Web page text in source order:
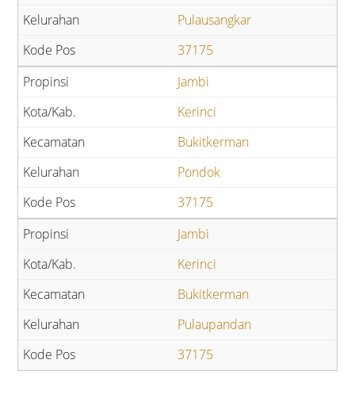
Pulausangkar
37175
Jambi
Kerinci
Bukitkerman
Pondok
37175
Jambi
Kerinci
Bukitkerman
Pulaupandan
37175